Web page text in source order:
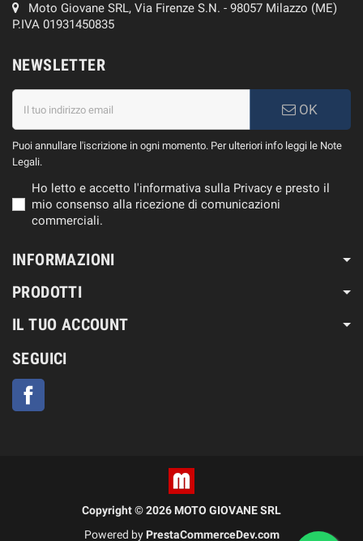
Moto Giovane SRL, Via Firenze S.N. - 98057 Milazzo (ME)
P.IVA 01931450835
NEWSLETTER
OK
Puoi annullare l'iscrizione in ogni momento. Per ulteriori info leggi le Note
Legali.
Ho letto e accetto l'informativa sulla Privacy e presto il
mio consenso alla ricezione di comunicazioni
commerciali.
INFORMAZIONI
PRODOTTI
IL TUO ACCOUNT
SEGUICI
Copyright © 2026 MOTO GIOVANE SRL
Powered by PrestaCommerceDev.com